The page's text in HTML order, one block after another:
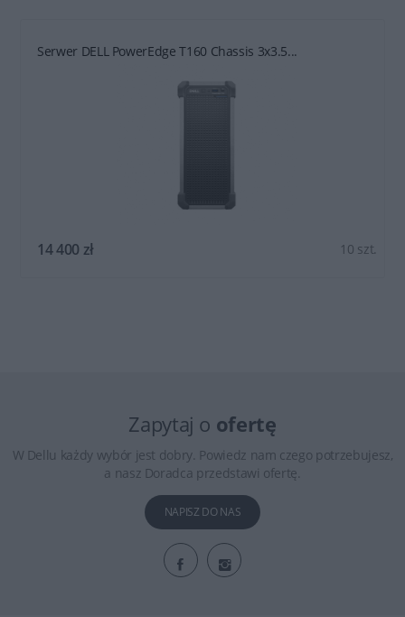
Serwer DELL PowerEdge T160 Chassis 3x3.5...
14 400 zł 10 szt.
Zapytaj o ofertę
W Dellu każdy wybór jest dobry. Powiedz nam czego potrzebujesz,
a nasz Doradca przedstawi ofertę.
NAPISZ DO NAS